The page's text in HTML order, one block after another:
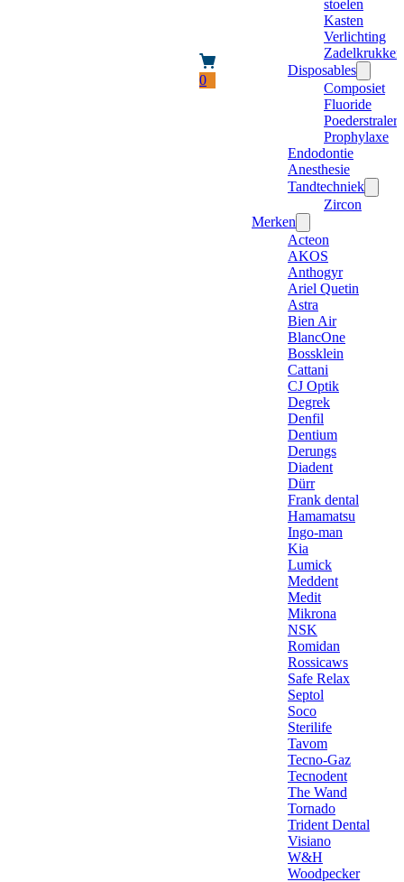
0
stoelen
Kasten
Verlichting
Zadelkrukken
Disposables
Composiet
Fluoride
Poederstraler
Prophylaxe
Endodontie
Anesthesie
Tandtechniek
Zircon
Merken
Acteon
AKOS
Anthogyr
Ariel Quetin
Astra
Bien Air
BlancOne
Bossklein
Cattani
CJ Optik
Degrek
Denfil
Dentium
Derungs
Diadent
Dürr
Frank dental
Hamamatsu
Ingo-man
Kia
Lumick
Meddent
Medit
Mikrona
NSK
Romidan
Rossicaws
Safe Relax
Septol
Soco
Sterilife
Tavom
Tecno-Gaz
Tecnodent
The Wand
Tornado
Trident Dental
Visiano
W&H
Woodpecker